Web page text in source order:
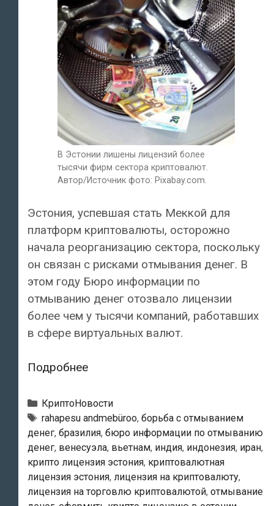
В Эстонии лишены лицензий более
тысячи фирм сектора криптовалют.
Автор/Источник фото: Pixabay.com.
Эстония, успевшая стать Меккой для
платформ криптовалюты, осторожно
начала реорганизацию сектора, поскольку
он связан с рисками отмывания денег. В
этом году Бюро информации по
отмыванию денег отозвало лицензии
более чем у тысячи компаний, работавших
в сфере виртуальных валют.
ПодробнееВ
лишены
лицензий
более
тысячи
фирм
сектора
Рубрики
КриптоНовости
Тэги
rahapesu andmebüroo, борьба с отмыванием
денег, бразилия, бюро информации по отмыванию
денег, венесуэла, вьетнам, индия, индонезия, иран,
крипто лицензия эстония, криптовалютная
лицензия эстония, лицензия на криптовалюту,
лицензия на торговлю криптовалютой, отмывание